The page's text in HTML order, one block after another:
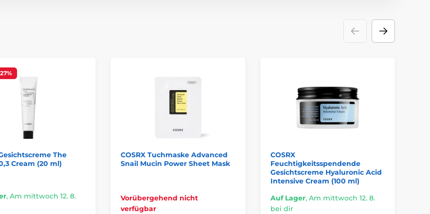
The
Cream (20 ml)
, Am mittwoch 12. 8.
COSRX Tuchmaske Advanced
Snail Mucin Power Sheet Mask
Vorübergehend nicht
verfügbar
COSRX
Feuchtigkeitsspendende
Gesichtscreme Hyaluronic Acid
Intensive Cream (100 ml)
Auf Lager, Am mittwoch 12. 8.
bei dir